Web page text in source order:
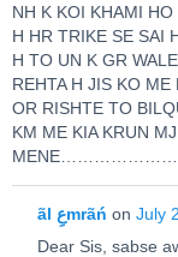
NH K KOI KHAMI
H HR TRIKE SE SAI
H TO UN K GR
REHTA H JIS KO
OR RISHTE TO
KM ME KIA KRUN
ãl عِmrãń on July
Dear Sis, sabse